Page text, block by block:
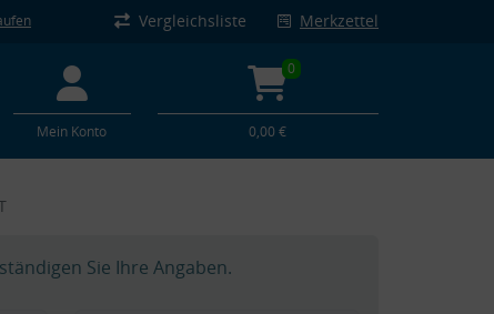
Vergleichsliste Merkzettel
Mein Konto
0
0,00 €
Sie Ihre Angaben.